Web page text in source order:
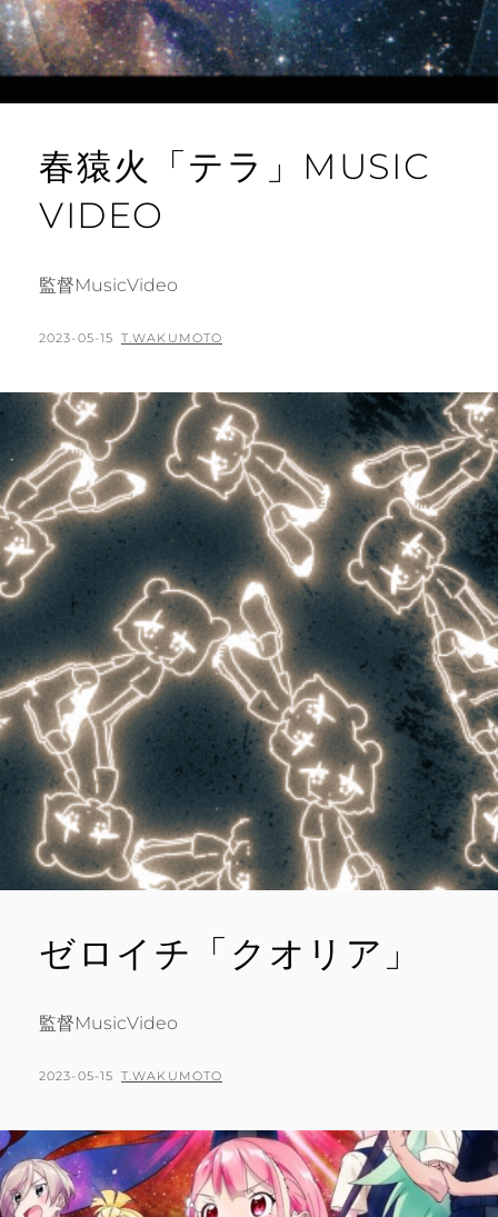
春猿火「テラ」MUSIC
VIDEO
監督MusicVideo
POSTED
2023-05-15 BY
T.WAKUMOTO
ゼロイチ「クオリア」
監督MusicVideo
POSTED
2023-05-15 BY
T.WAKUMOTO